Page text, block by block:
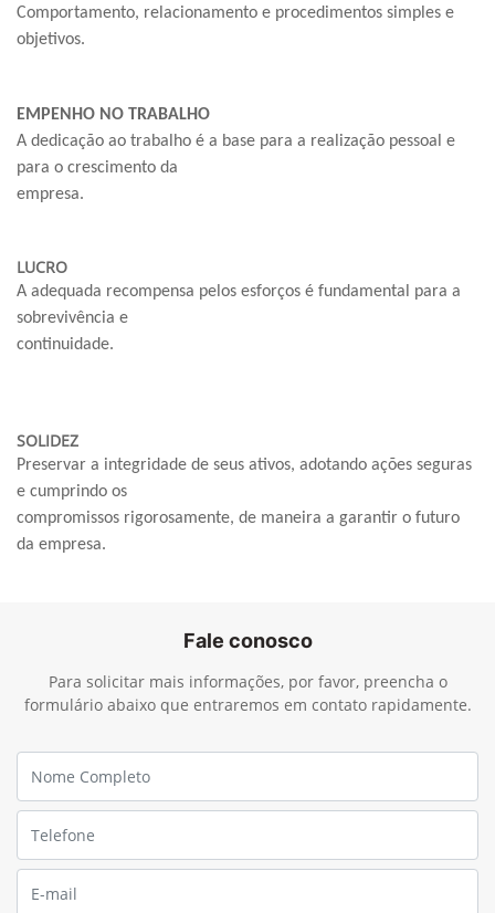
Comportamento, relacionamento e procedimentos simples e
objetivos.
EMPENHO NO TRABALHO
A dedicação ao trabalho é a base para a realização pessoal e
para o crescimento da
empresa.
LUCRO
A adequada recompensa pelos esforços é fundamental para a
sobrevivência e
continuidade.
SOLIDEZ
Preservar a integridade de seus ativos, adotando ações seguras
e cumprindo os
compromissos rigorosamente, de maneira a garantir o futuro
da empresa.
Fale conosco
Para solicitar mais informações, por favor, preencha o
formulário abaixo que entraremos em contato rapidamente.